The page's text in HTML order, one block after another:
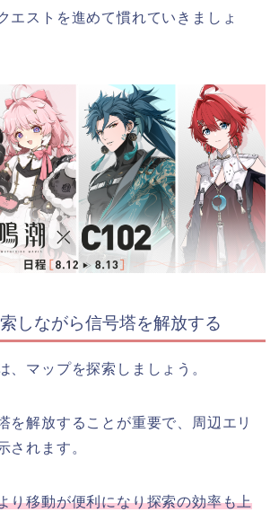
エストを進めて慣れていきましょ
しながら信号塔を解放する
、マップを探索しましょう。
を解放することが重要で、周辺エリ
されます。
り移動が便利になり探索の効率も上